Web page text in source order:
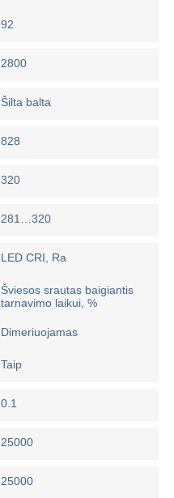
92
2800
Šilta balta
828
320
281…320
LED CRI, Ra
Šviesos srautas baigiantis
tarnavimo laikui, %
Dimeriuojamas
Taip
0.1
25000
25000